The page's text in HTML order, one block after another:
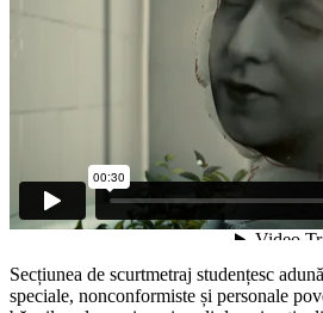
Secțiunea de scurtmetraj studențesc
speciale, nonconformiste și personale